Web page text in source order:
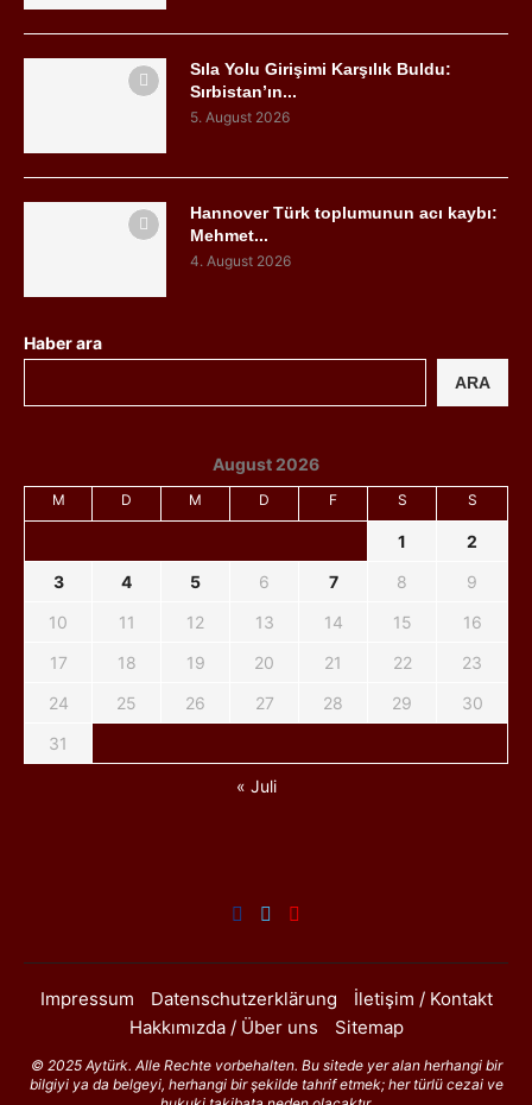
Sıla Yolu Girişimi Karşılık Buldu:
Sırbistan’ın...
5. August 2026
Hannover Türk toplumunun acı kaybı:
Mehmet...
4. August 2026
Haber ara
ARA
August 2026
M D M D F S S
1
2
3
4 5 6 7 8
9
10
11 12 13 14 15
16
17
18 19 20 21 22
23
24
25 26 27 28 29
30
31
« Juli
Impressum Datenschutzerklärung
İletişim / Kontakt
Hakkımızda / Über uns
Sitemap
© 2025 Aytürk. Alle Rechte vorbehalten. Bu sitede yer alan herhangi bir
bilgiyi ya da belgeyi, herhangi bir şekilde tahrif etmek; her türlü cezai ve